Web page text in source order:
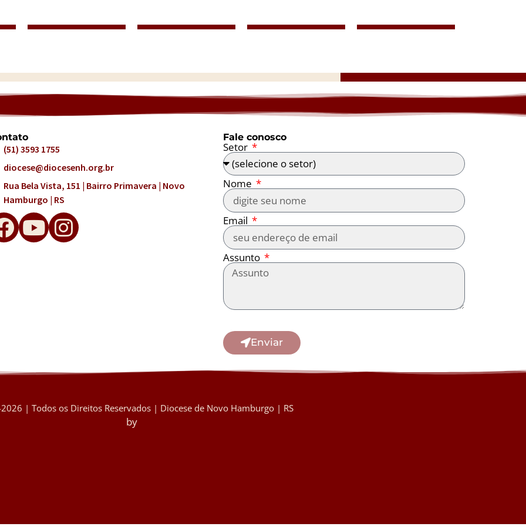
(51) 3593 1755
diocese@diocesenh.org.br
Rua Bela Vista, 151 | Bairro Primavera | Novo
Hamburgo | RS
Fale conosco
Setor
Nome
Email
Assunto
Enviar
| Todos os Direitos Reservados | Diocese de Novo Hamburgo | RS
by